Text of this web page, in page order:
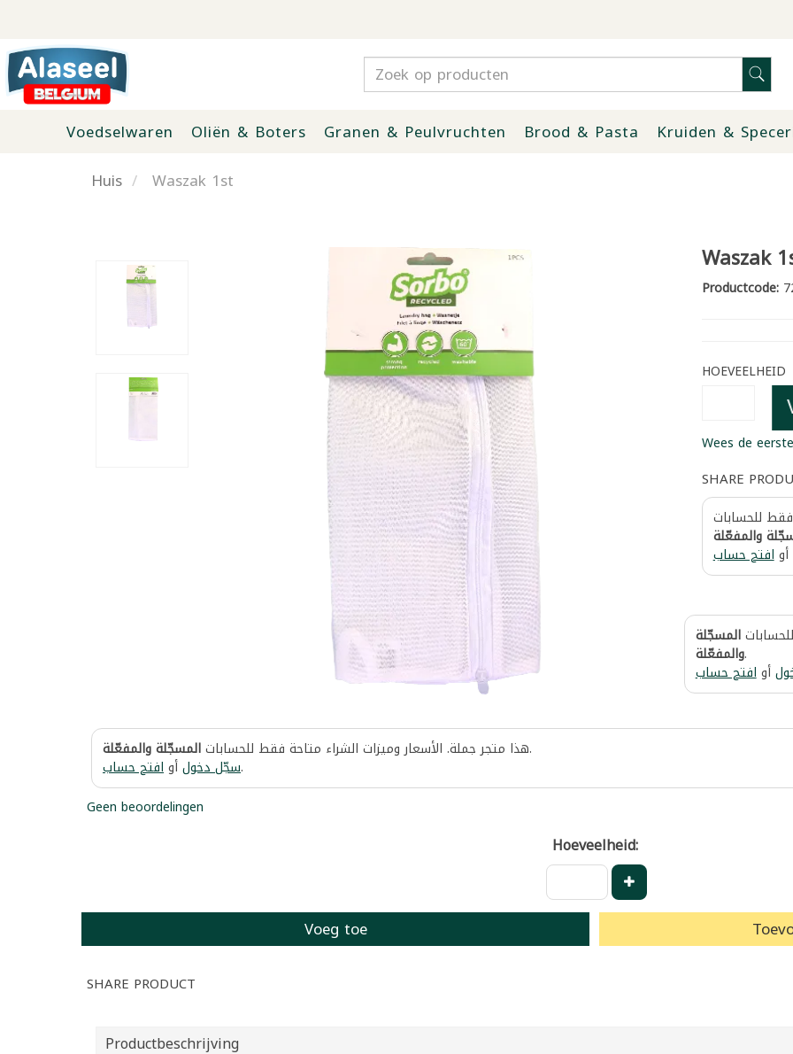
Voedselwaren Oliën & Boters Granen & Peulvruchten Brood & Pasta Kruiden &
Huis
Waszak 1st
Waszak
Productcode:
HOEVEELHEID
Wees de
SHARE
فقط للحسابات
والمفعّلة
أوافتح حساب
المسجّلة
والمفعّلة.
أوافتح حساب
هذا متجر جملة. الأسعار وميزات الشراء متاحة فقط للحساباتالمسجّلة والمفعّلة .
سجّل دخولأوافتح حساب
.
Geen beoordelingen
Hoeveelheid:
Voeg toe
SHARE PRODUCT
Productbeschrijving